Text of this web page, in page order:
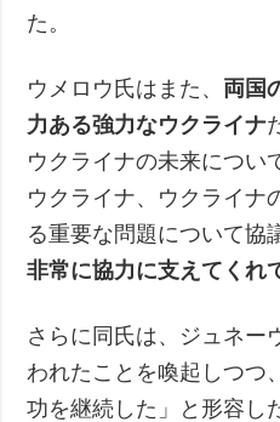
た。
ウメロウ氏はまた、 両国
力ある強力なウクライナ
ウクライナの未来につい
ウクライナ、ウクライナ
る重要な問題について協
非常に協力に支えてくれ
さらに同氏は、ジュネー
われたことを喚起しつつ
功を継続した」と形容し